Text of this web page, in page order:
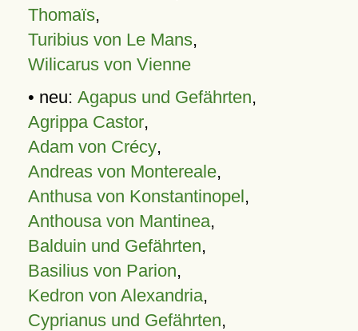
Thomaïs,
Turibius von Le Mans,
Wilicarus von Vienne
• neu: Agapus und Gefährten,
Agrippa Castor,
Adam von Crécy,
Andreas von Montereale,
Anthusa von Konstantinopel,
Anthousa von Mantinea,
Balduin und Gefährten,
Basilius von Parion,
Kedron von Alexandria,
Cyprianus und Gefährten,